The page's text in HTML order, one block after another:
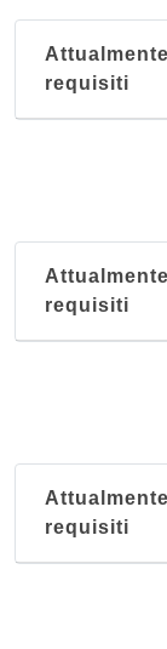
requisiti
requisiti
requisiti